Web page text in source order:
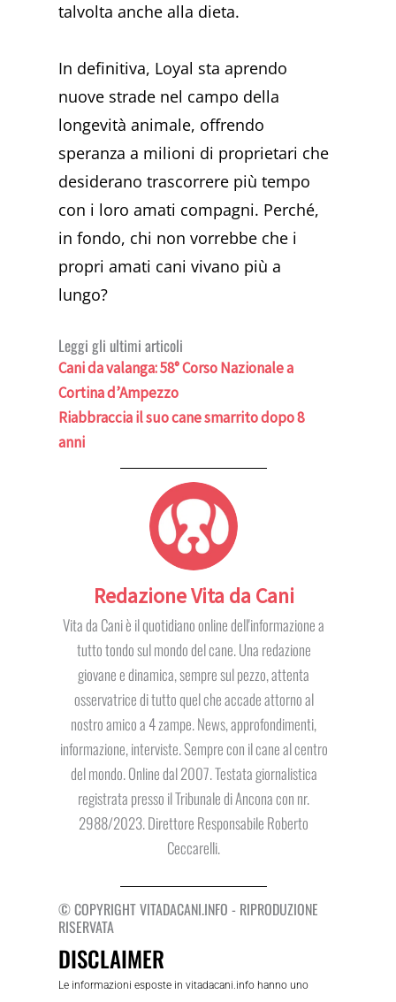
talvolta anche alla dieta.
In definitiva, Loyal sta aprendo
nuove strade nel campo della
longevità animale, offrendo
speranza a milioni di proprietari che
desiderano trascorrere più tempo
con i loro amati compagni. Perché,
in fondo, chi non vorrebbe che i
propri amati cani vivano più a
lungo?
Leggi gli ultimi articoli
Cani da valanga: 58° Corso Nazionale a
Cortina d’Ampezzo
Riabbraccia il suo cane smarrito dopo 8
anni
Redazione Vita da Cani
Vita da Cani è il quotidiano online dell'informazione a
tutto tondo sul mondo del cane. Una redazione
giovane e dinamica, sempre sul pezzo, attenta
osservatrice di tutto quel che accade attorno al
nostro amico a 4 zampe. News, approfondimenti,
informazione, interviste. Sempre con il cane al centro
del mondo. Online dal 2007. Testata giornalistica
registrata presso il Tribunale di Ancona con nr.
2988/2023. Direttore Responsabile Roberto
Ceccarelli.
© COPYRIGHT VITADACANI.INFO - RIPRODUZIONE
RISERVATA
DISCLAIMER
Le informazioni esposte in vitadacani.info hanno uno